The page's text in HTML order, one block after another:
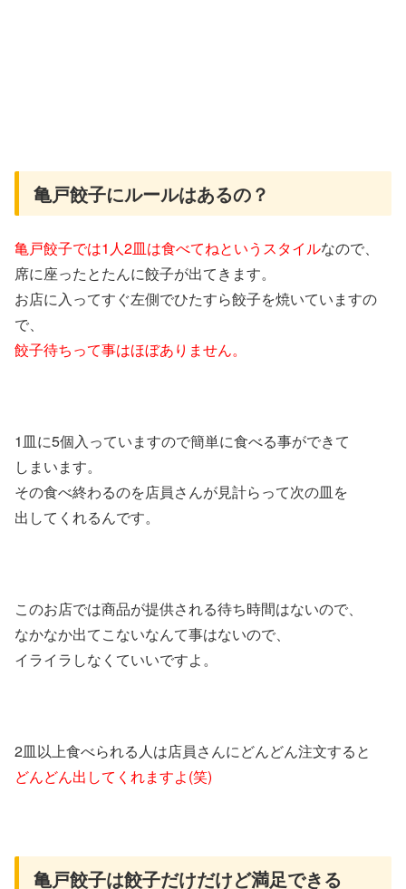
亀戸餃子にルールはあるの？
亀戸餃子では1人2皿は食べてねというスタイルなので、
席に座ったとたんに餃子が出てきます。
お店に入ってすぐ左側でひたすら餃子を焼いていますの
で、
餃子待ちって事はほぼありません。
1皿に5個入っていますので簡単に食べる事ができて
しまいます。
その食べ終わるのを店員さんが見計らって次の皿を
出してくれるんです。
このお店では商品が提供される待ち時間はないので、
なかなか出てこないなんて事はないので、
イライラしなくていいですよ。
2皿以上食べられる人は店員さんにどんどん注文すると
どんどん出してくれますよ(笑)
亀戸餃子は餃子だけだけど満足できる